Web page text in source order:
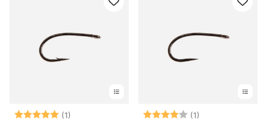
Betyg: (1)
5.0 utav 5 stjärnorBetyg: (1)